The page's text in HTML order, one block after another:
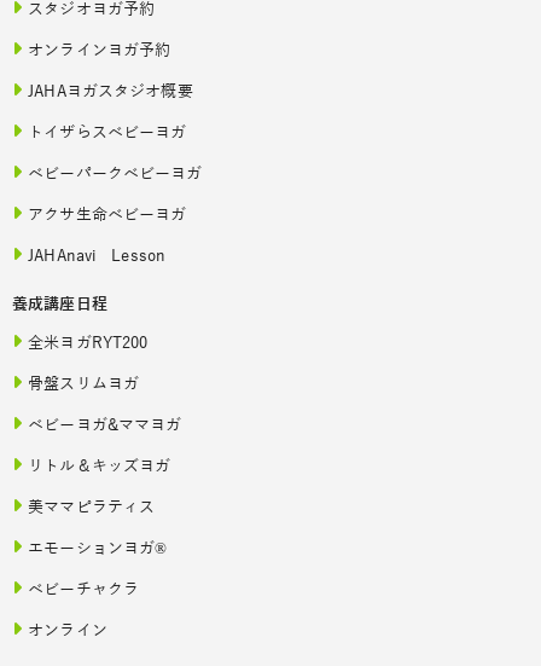
スタジオヨガ予約
オンラインヨガ予約
JAHAヨガスタジオ概要
トイザらスベビーヨガ
ベビーパークベビーヨガ
アクサ生命ベビーヨガ
JAHAnavi Lesson
養成講座日程
全米ヨガRYT200
骨盤スリムヨガ
ベビーヨガ&ママヨガ
リトル＆キッズヨガ
美ママピラティス
エモーションヨガ®
ベビーチャクラ
オンライン